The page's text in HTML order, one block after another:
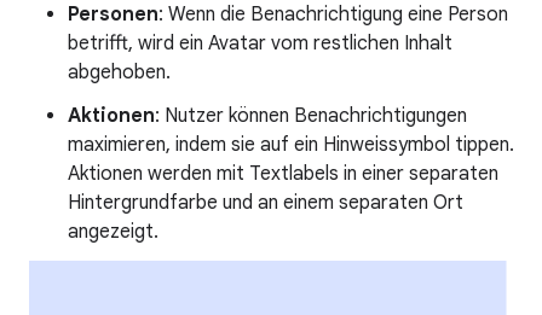
Personen: Wenn die Benachrichtigung eine Person
betrifft, wird ein Avatar vom restlichen Inhalt
abgehoben.
Aktionen: Nutzer können Benachrichtigungen
maximieren, indem sie auf ein Hinweissymbol tippen.
Aktionen werden mit Textlabels in einer separaten
Hintergrundfarbe und an einem separaten Ort
angezeigt.